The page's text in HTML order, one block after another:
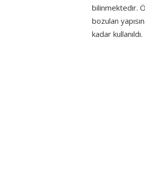
bilinmektedir.
bozulan
kadar kullanıldı.